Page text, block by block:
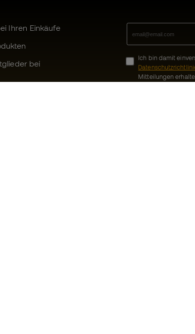
Ihren Einkäufe
bei
Ich bin damit
Mitteilungen erhalte.